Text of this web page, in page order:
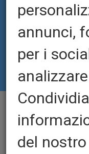
annunci,
per i
del